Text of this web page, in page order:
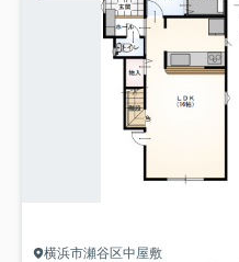
横浜市瀬谷区中屋敷